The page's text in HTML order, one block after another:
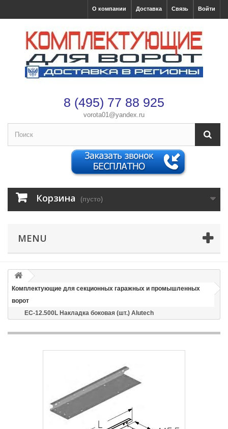
Войти
Связь
Доставка
О компании
8 (495) 77 88 925
vorota01@yandex.ru
Корзина (пусто)
MENU
Комплектующие для секционных гаражных и промышленных
ворот
EC-12.500L Накладка боковая (шт.) Alutech
Оформление заказа ×
После оформления заказа с вами свяжется менеджер
Email
Способ доставки
Время доставки: стоимость доставки по тарифам СДЭК
Отправить